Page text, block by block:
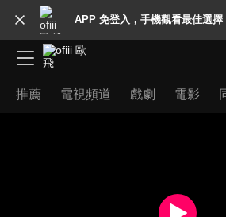
APP 免登入，手機觀看最佳選擇
推薦 電視頻道 戲劇 電影